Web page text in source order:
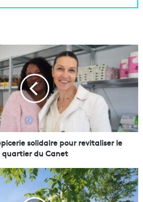
solidaire pour revitaliser le
quartier du Canet